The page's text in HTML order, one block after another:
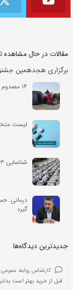
مقالات در حال مشاهده
برگزاری هجدهمین
۱۴ مصدوم در تصادف خودرو ون با سواری در محور سامرا به بغداد
لیست
شناسایی ۲۷۳ نقطه حادثه‌خیز در سطح شهر تهران
درمانی:
گیرد
جدیدترین دیدگاه‌‌ها
کارشناس روابط عمومی
قبل از خرید بهتر است